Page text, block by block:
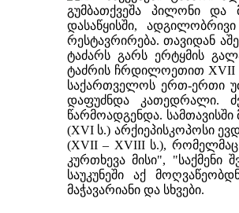
გუმბათქვეშა პილონი და
დასაწყისში,
რესტავრირება. თავიდან
ტაძარს გარს ერტყმის
ტაძრის ჩრდილოეთით XVII
საქართველოს ერთ-ერთი
დაფუძნდა კათედრალი.
წარმოადგენდა.
(XVI ს.) არქიეპისკოპოსი
(XVII – XVIII ს.), რომელმაც
კურთხევა მისი", "საქმენი
საუკუნეში აქ
მაჭავარიანი და სხვები.